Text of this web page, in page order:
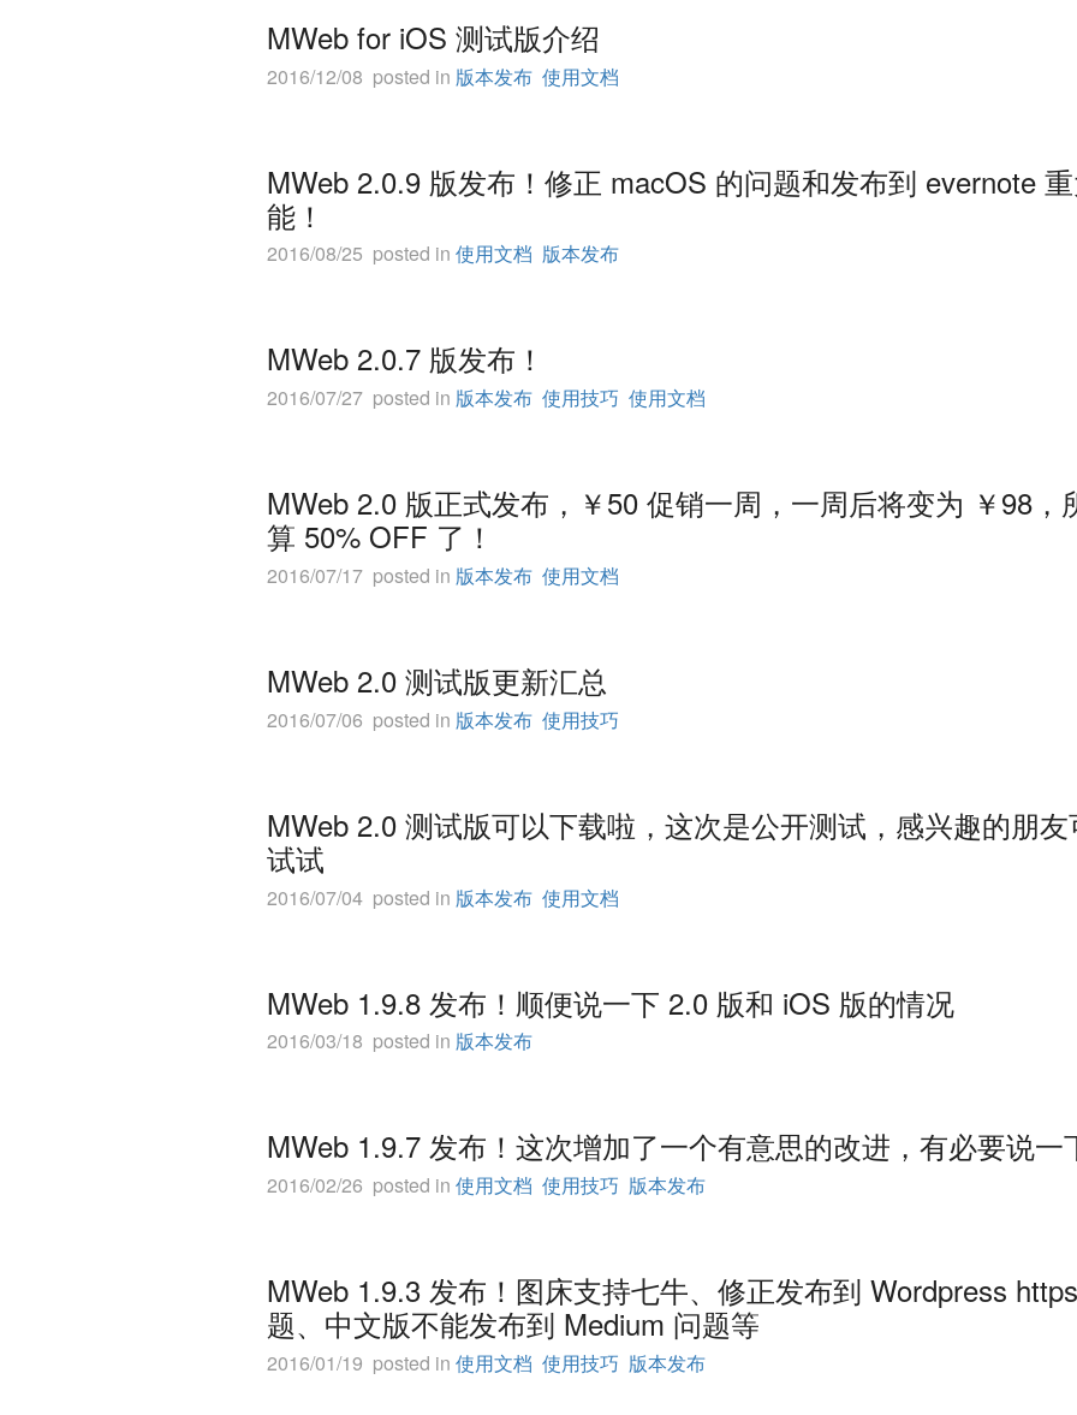
MWeb for iOS 测试版介绍
2016/12/08 posted in 版本发布 使用文档
MWeb 2.0.9 版发布！修正 macOS 的问题和发布到 evernote
能！
2016/08/25 posted in 使用文档 版本发布
MWeb 2.0.7 版发布！
2016/07/27 posted in 版本发布 使用技巧 使用文档
MWeb 2.0 版正式发布，￥50 促销一周，一周后将变为 ￥98，
算 50% OFF 了！
2016/07/17 posted in 版本发布 使用文档
MWeb 2.0 测试版更新汇总
2016/07/06 posted in 版本发布 使用技巧
MWeb 2.0 测试版可以下载啦，这次是公开测试，感兴趣的朋
试试
2016/07/04 posted in 版本发布 使用文档
MWeb 1.9.8 发布！顺便说一下 2.0 版和 iOS 版的情况
2016/03/18 posted in 版本发布
MWeb 1.9.7 发布！这次增加了一个有意思的改进，有必要说一
2016/02/26 posted in 使用文档 使用技巧 版本发布
MWeb 1.9.3 发布！图床支持七牛、修正发布到 Wordpress
题、中文版不能发布到 Medium 问题等
2016/01/19 posted in 使用文档 使用技巧 版本发布